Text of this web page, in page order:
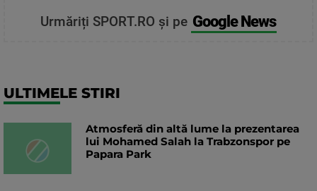
Urmăriți SPORT.RO și pe Google News
ULTIMELE STIRI
Atmosferă din altă lume la prezentarea
lui Mohamed Salah la Trabzonspor pe
Papara Park